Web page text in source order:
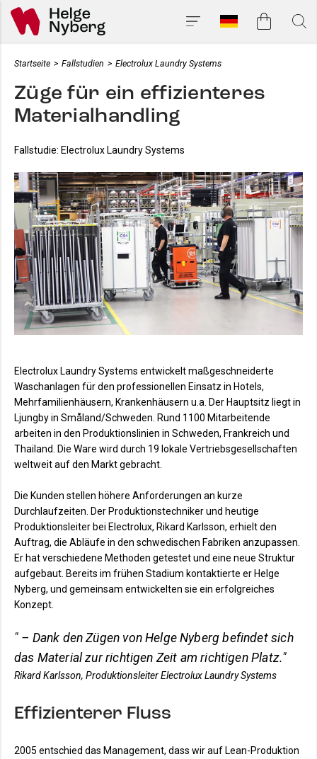
Startseite > Fallstudien > Electrolux Laundry Systems
Züge für ein effizienteres
Materialhandling
Fallstudie: Electrolux Laundry Systems
Electrolux Laundry Systems entwickelt maßgeschneiderte
Waschanlagen für den professionellen Einsatz in Hotels,
Mehrfamilienhäusern, Krankenhäusern u.a. Der Hauptsitz liegt in
Ljungby in Småland/Schweden. Rund 1100 Mitarbeitende
arbeiten in den Produktionslinien in Schweden, Frankreich und
Thailand. Die Ware wird durch 19 lokale Vertriebsgesellschaften
weltweit auf den Markt gebracht.
Die Kunden stellen höhere Anforderungen an kurze
Durchlaufzeiten. Der Produktionstechniker und heutige
Produktionsleiter bei Electrolux, Rikard Karlsson, erhielt den
Auftrag, die Abläufe in den schwedischen Fabriken anzupassen.
Er hat verschiedene Methoden getestet und eine neue Struktur
aufgebaut. Bereits im frühen Stadium kontaktierte er Helge
Nyberg, und gemeinsam entwickelten sie ein erfolgreiches
Konzept.
" – Dank den Zügen von Helge Nyberg befindet sich
das Material zur richtigen Zeit am richtigen Platz."
Rikard Karlsson, Produktionsleiter Electrolux Laundry Systems
Effizienterer Fluss
2005 entschied das Management, dass wir auf Lean-Produktion